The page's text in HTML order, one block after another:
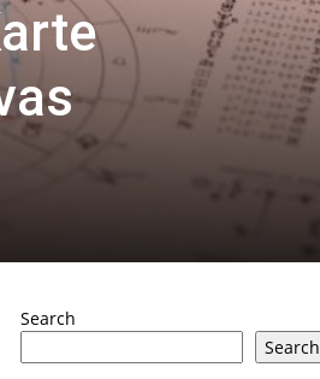
Search
Search